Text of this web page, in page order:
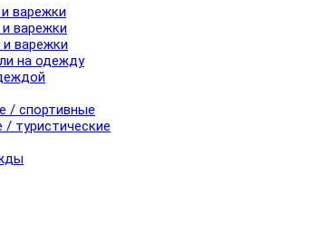
варежки
варежки
варежки
на одежду
/ спортивные
туристические